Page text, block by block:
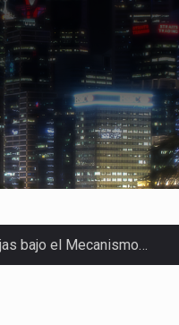
bajo el Mecanismo…